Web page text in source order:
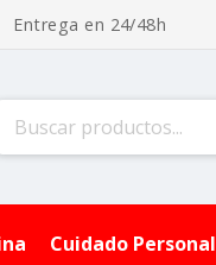
Entrega en 24/48h
Cuidado Personal